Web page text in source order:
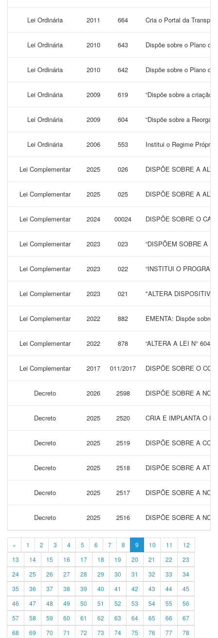
Lei Ordinária 2011 664 Cria o Portal da
Lei Ordinária 2010 643 Dispõe sobre o Plano
Lei Ordinária 2010 642 Dispõe sobre o Plano
Lei Ordinária 2009 619 “Dispõe sobre a criação
Lei Ordinária 2009 604 “Dispõe sobre a
Lei Ordinária 2006 553 Institui o Regime
Lei Complementar 2025 026 DISPÕE SOBRE A
Lei Complementar 2025 025 DISPÕE SOBRE A
Lei Complementar 2024 00024 DISPÕE SOBRE O
Lei Complementar 2023 023 “DISPÕEM SOBRE A
Lei Complementar 2023 022 “INSTITUI O
Lei Complementar 2023 021 "ALTERA
Lei Complementar 2022 882 EMENTA: Dispõe sobre
Lei Complementar 2022 878 “ALTERA A LEI N° 604/
Lei Complementar 2017 011/2017 DISPÕE SOBRE O
Decreto 2026 2598 DISPÕE SOBRE A
Decreto 2025 2520 CRIA E IMPLANTA O
Decreto 2025 2519 DISPÕE SOBRE A
Decreto 2025 2518 DISPÕE SOBRE A
Decreto 2025 2517 DISPÕE SOBRE A
Decreto 2025 2516 DISPÕE SOBRE A
« 1 2 3 4 5 6 7 8 9 10 11
12
13
14 15 16 17 18 19 20 21 22
23
24
25 26 27 28 29 30 31 32 33
34
35
36 37 38 39 40 41 42 43 44
45
46
47 48 49 50 51 52 53 54 55
56
57
58 59 60 61 62 63 64 65 66
67
68
69 70 71 72 73 74 75 76 77 78